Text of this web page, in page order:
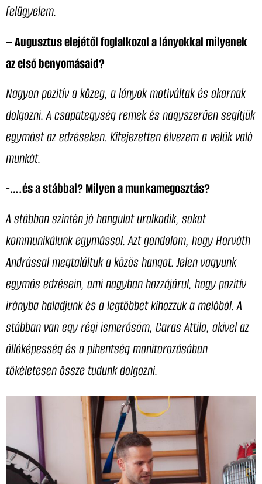
felügyelem.
– Augusztus elejétől foglalkozol a lányokkal milyenek
az első benyomásaid?
Nagyon pozitív a közeg, a lányok motiváltak és akarnak
dolgozni. A csapategység remek és nagyszerűen segítjük
egymást az edzéseken. Kifejezetten élvezem a velük való
munkát.
-….és a stábbal? Milyen a munkamegosztás?
A stábban szintén jó hangulat uralkodik, sokat
kommunikálunk egymással. Azt gondolom, hogy Horváth
Andrással megtaláltuk a közös hangot. Jelen vagyunk
egymás edzésein, ami nagyban hozzájárul, hogy pozitív
irányba haladjunk és a legtöbbet kihozzuk a melóból. A
stábban van egy régi ismerősöm, Garas Attila, akivel az
állóképesség és a pihentség monitorozásában
tökéletesen össze tudunk dolgozni.